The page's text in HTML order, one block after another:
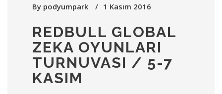
By podyumpark 1 Kasım 2016
REDBULL GLOBAL
ZEKA OYUNLARI
TURNUVASI / 5-7
KASIM